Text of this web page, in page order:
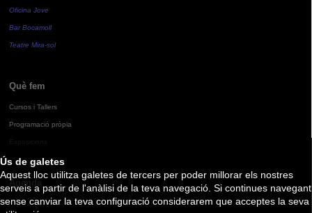
Ús de galetes
Aquest lloc utilitza galetes de tercers per poder millorar els nostres
serveis a partir de l'anàlisi de la teva navegació. Si continues navegant
sense canviar la teva configuració considerarem que acceptes la seva
Oficina Jove
Bar Bocamoll
Teatre Mira-sol
Què fem
Cursos i Tallers
Programació pròpia
Agenda